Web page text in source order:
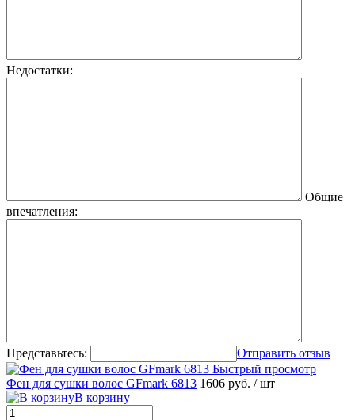
Недостатки:
Общие
впечатления:
Представьтесь:
Отправить отзыв
Быстрый просмотр
Фен для сушки волос GFmark 6813 1606 руб. / шт
В корзину